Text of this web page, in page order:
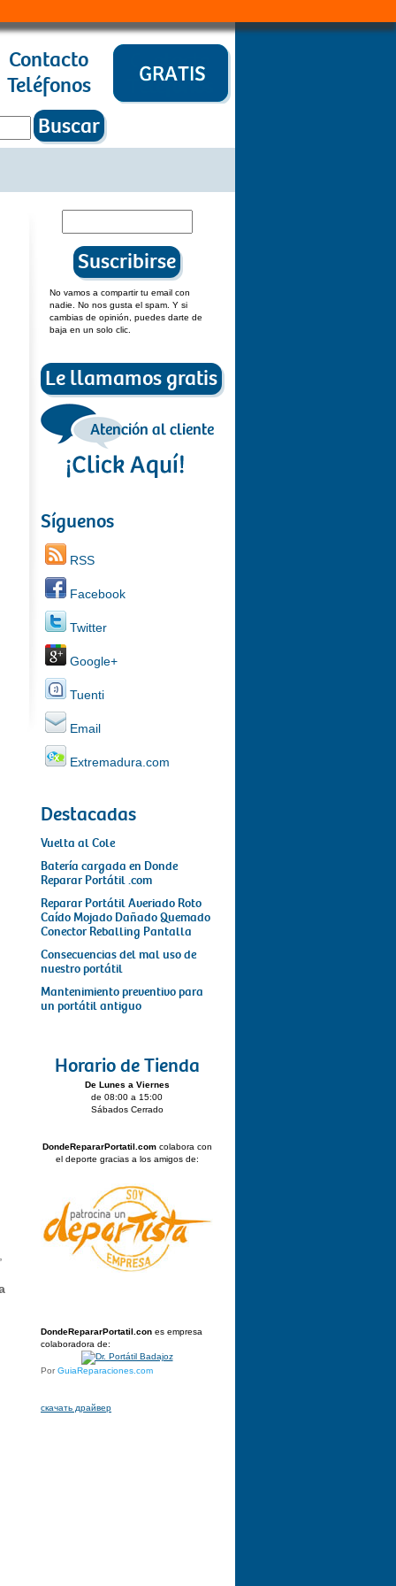
Contacto
Teléfonos
No vamos a compartir tu email con
nadie. No nos gusta el spam. Y si
cambias de opinión, puedes darte de
baja en un solo clic.
Síguenos
RSS
Facebook
Twitter
Google+
Tuenti
Email
Extremadura.com
Destacadas
Vuelta al Cole
Batería cargada en Donde
Reparar Portátil .com
Reparar Portátil Averiado Roto
Caído Mojado Dañado Quemado
Conector Reballing Pantalla
Consecuencias del mal uso de
nuestro portátil
Mantenimiento preventivo para
un portátil antiguo
Horario de Tienda
De Lunes a Viernes
de 08:00 a 15:00
Sábados Cerrado
DondeRepararPortatil.comcolabora con
el deporte gracias a los amigos de:
DondeRepararPortatil.con es empresa
colaboradora de:
Por GuiaReparaciones.com
скачать драйвер